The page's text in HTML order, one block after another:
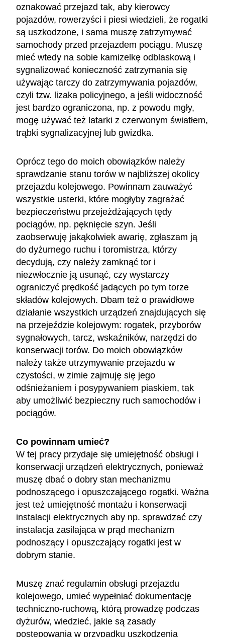
oznakować przejazd tak, aby kierowcy
pojazdów, rowerzyści i piesi wiedzieli, że rogatki
są uszkodzone, i sama muszę zatrzymywać
samochody przed przejazdem pociągu. Muszę
mieć wtedy na sobie kamizelkę odblaskową i
sygnalizować konieczność zatrzymania się
używając tarczy do zatrzymywania pojazdów,
czyli tzw. lizaka policyjnego, a jeśli widoczność
jest bardzo ograniczona, np. z powodu mgły,
mogę używać też latarki z czerwonym światłem,
trąbki sygnalizacyjnej lub gwizdka.
Oprócz tego do moich obowiązków należy
sprawdzanie stanu torów w najbliższej okolicy
przejazdu kolejowego. Powinnam zauważyć
wszystkie usterki, które mogłyby zagrażać
bezpieczeństwu przejeżdżających tędy
pociągów, np. pęknięcie szyn. Jeśli
zaobserwuję jakąkolwiek awarię, zgłaszam ją
do dyżurnego ruchu i toromistrza, którzy
decydują, czy należy zamknąć tor i
niezwłocznie ją usunąć, czy wystarczy
ograniczyć prędkość jadących po tym torze
składów kolejowych. Dbam też o prawidłowe
działanie wszystkich urządzeń znajdujących się
na przejeździe kolejowym: rogatek, przyborów
sygnałowych, tarcz, wskaźników, narzędzi do
konserwacji torów. Do moich obowiązków
należy także utrzymywanie przejazdu w
czystości, w zimie zajmuję się jego
odśnieżaniem i posypywaniem piaskiem, tak
aby umożliwić bezpieczny ruch samochodów i
pociągów.
Co powinnam umieć?
W tej pracy przydaje się umiejętność obsługi i
konserwacji urządzeń elektrycznych, ponieważ
muszę dbać o dobry stan mechanizmu
podnoszącego i opuszczającego rogatki. Ważna
jest też umiejętność montażu i konserwacji
instalacji elektrycznych aby np. sprawdzać czy
instalacja zasilająca w prąd mechanizm
podnoszący i opuszczający rogatki jest w
dobrym stanie.
Muszę znać regulamin obsługi przejazdu
kolejowego, umieć wypełniać dokumentację
techniczno-ruchową, którą prowadzę podczas
dyżurów, wiedzieć, jakie są zasady
postępowania w przypadku uszkodzenia